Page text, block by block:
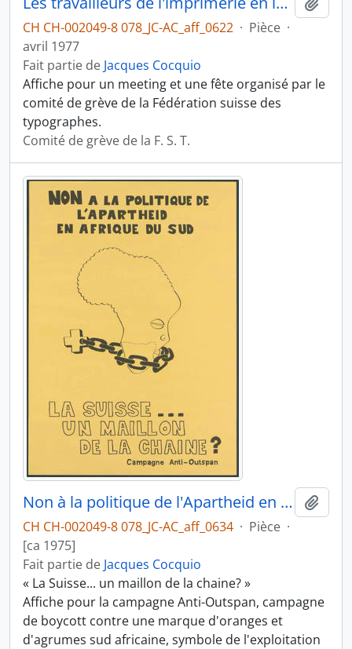
CH CH-002049-8 078_JC-AC_aff_0622 · Pièce ·
avril 1977
Fait partie de Jacques Cocquio
Affiche pour un meeting et une fête organisé par le
comité de grève de la Fédération suisse des
typographes.
Comité de grève de la F. S. T.
Non à la politique de l'Apartheid en Afrique du Sud
CH CH-002049-8 078_JC-AC_aff_0634 · Pièce ·
[ca 1975]
Fait partie de Jacques Cocquio
« La Suisse... un maillon de la chaine? »
Affiche pour la campagne Anti-Outspan, campagne
de boycott contre une marque d'oranges et
d'agrumes sud africaine, symbole de l'exploitation